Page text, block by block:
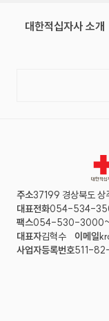
대한적십자사 소개
상
주소37199 경상북도 상
대표전화054-534-
팩스054-530-
대표자김혁수 이메일
사업자등록번호511-